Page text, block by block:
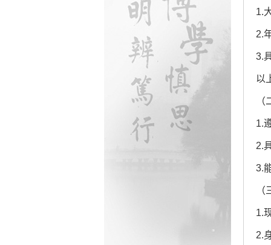
1.
2.
3.
以
1.
2.
3.
1.
2.